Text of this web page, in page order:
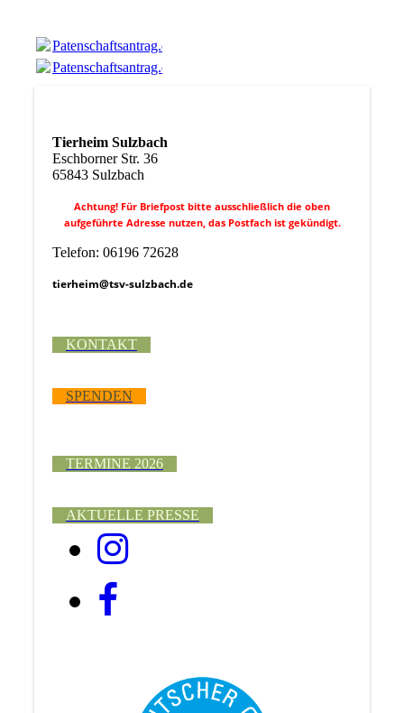
Patenschaftsantrag.docx
Patenschaftsantrag.docx
Tierheim Sulzbach
Eschborner Str. 36
65843 Sulzbach
Achtung! Für Briefpost bitte ausschließlich die oben
aufgeführte Adresse nutzen, das Postfach ist gekündigt.
Telefon: 06196 72628
tierheim@tsv-sulzbach.de
KONTAKT
SPENDEN
TERMINE 2026
AKTUELLE PRESSE